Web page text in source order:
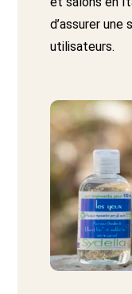
d’assurer
utilisateurs.